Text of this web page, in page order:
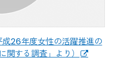
成26年度女性の活躍推進の
関する調査」より）